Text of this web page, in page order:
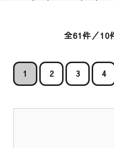
全61件／10
1 2 3 4